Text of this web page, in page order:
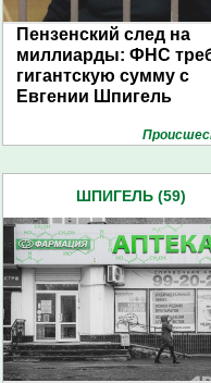
Пензенский след на
миллиарды: ФНС
гигантскую сумму с
Евгении Шпигель
ШПИГЕЛЬ (59)